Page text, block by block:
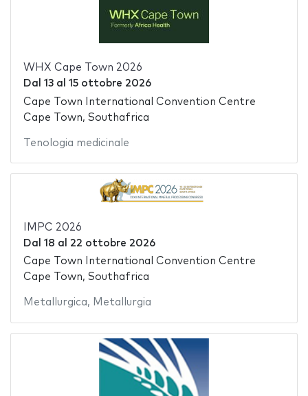
WHX Cape Town 2026
Dal 13al 15 ottobre 2026
Cape Town International Convention Centre
Cape Town, Southafrica
Tenologia medicinale
IMPC 2026
Dal 18 al 22 ottobre 2026
Cape Town International Convention Centre
Cape Town, Southafrica
Metallurgica, Metallurgia